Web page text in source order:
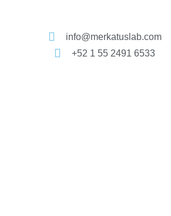
info@merkatuslab.com
+52 1 55 2491 6533